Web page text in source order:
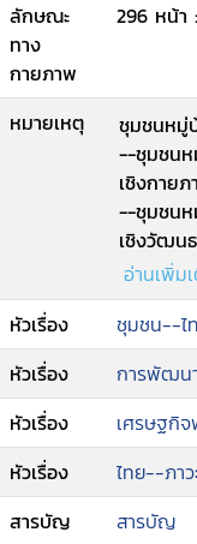
ลักษณะ
ทาง
กายภาพ
296 หน้า
หมายเหตุ
ชุมชนหมู่
--ชุมชนห
เชิงกาย
--ชุมชนห
เชิงวัฒน
--ชุมชน
ได้
--นโยบา
บริหารร
--ความสั
ชุมชน
--ศักยภา
ระบบไข
--ปัญหา
--ทฤษฎีร
อ่านเพิ่ม
หัวเรื่อง
ชุมชน--ไ
หัวเรื่อง
การพัฒน
หัวเรื่อง
เศรษฐกิ
หัวเรื่อง
ไทย--ภา
สารบัญ
สารบัญ